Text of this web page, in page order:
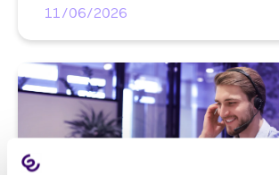
11/06/2026